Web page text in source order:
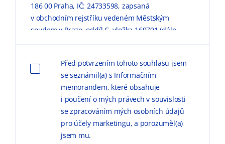
186 00 Praha, IČ: 24733598, zapsaná
v obchodním rejstříku vedeném Městským
soudem v Praze, oddíl C, vložka 169791 (dále
způsobem, v rozsahu a za podmínek
uvedených níže a vInformačním memorandu
o zpracování osobních údajů (dále jen
Informační memorandum“).
Důvodem zpracováníosobních údajů pro
marketingové účely je možnost zasílat
Před potvrzením tohoto souhlasu jsem
se seznámil(a) s Informačním
memorandem, které obsahuje
i poučení o mých právech v souvislosti
se zpracováním mých osobních údajů
pro účely marketingu, a porozuměl(a)
jsem mu.